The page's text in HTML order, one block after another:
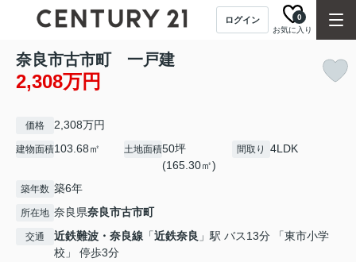
ログイン
お気に入り
0
奈良市古市町 一戸建
2,308万円
価格 2,308万円
建物面積103.68㎡ 土地面積50坪
(165.30㎡)
間取り 4LDK
築年数 築6年
所在地 奈良県奈良市古市町
交通 近鉄難波・奈良線 「近鉄奈良 」駅 バス13分 「東市小学
校」 停歩3分